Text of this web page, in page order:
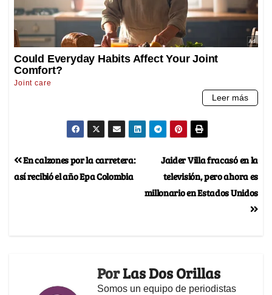
Jaider Villa fracasó en la
televisión, pero ahora es
millonario en Estados Unidos
En calzones por la carretera:
así recibió el año Epa Colombia
PorLas Dos Orillas
Somos un equipo de periodistas